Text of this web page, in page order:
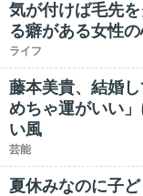
気が付けば毛先
る癖がある女性
ライフ
藤本美貴、結婚
めちゃ運がいい
い風
芸能
夏休みなのに子